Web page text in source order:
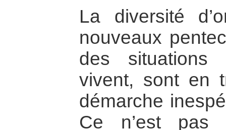
La diversité
nouveaux
des situations
vivent, sont en
démarche
Ce n’est